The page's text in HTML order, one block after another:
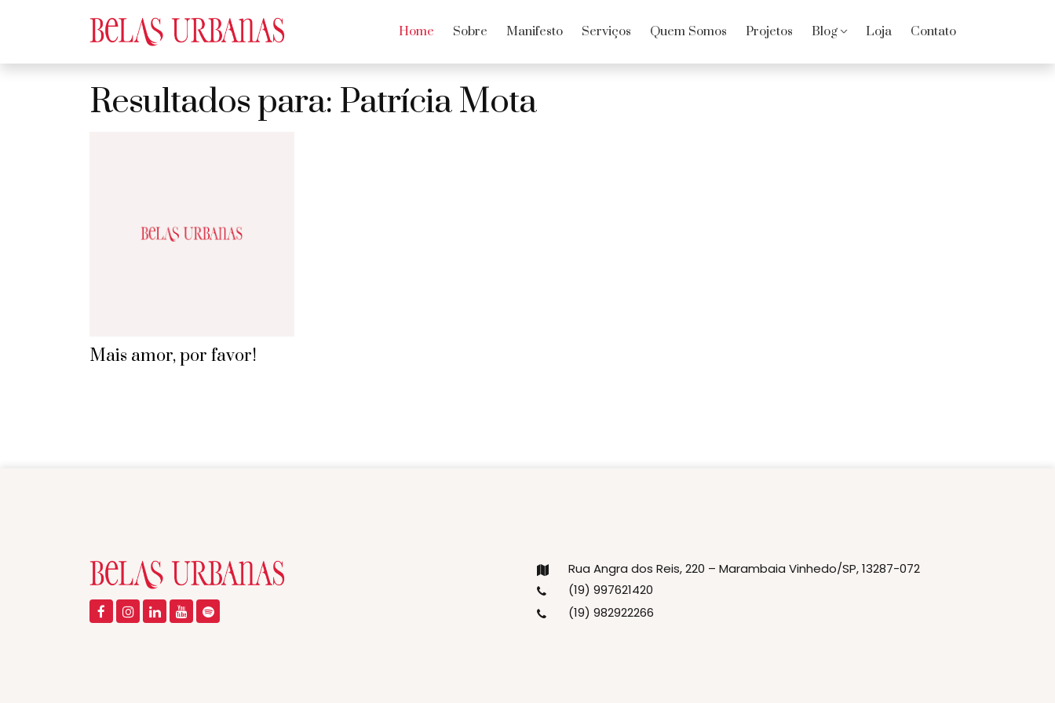
Home Sobre Manifesto Serviços Quem Somos Projetos Blog Loja Contato
Resultados para: Patrícia Mota
Mais amor, por favor!
Rua Angra dos Reis, 220 – Marambaia Vinhedo/SP, 13287-072
(19) 997621420
(19) 982922266